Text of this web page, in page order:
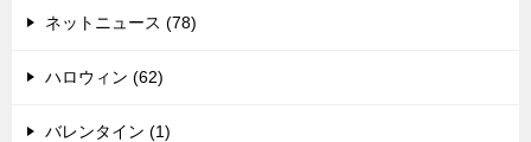
ネットニュース (78)
ハロウィン (62)
バレンタイン (1)